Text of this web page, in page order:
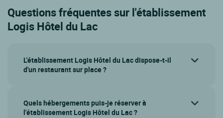
Questions fréquentes sur l'établissement
Logis Hôtel du Lac
L'établissement Logis Hôtel du Lac dispose-t-il
d'un restaurant sur place ?
Quels hébergements puis-je réserver à
l'établissement Logis Hôtel du Lac ?